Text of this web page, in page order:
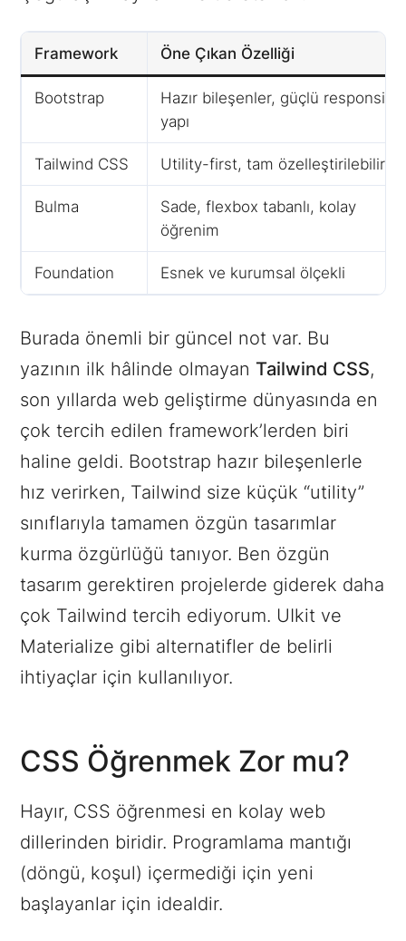
Framework Öne Çıkan Özelliği
Bootstrap
Hazır bileşenler, güçlü responsive
yapı
Tailwind CSS Utility-first, tam özelleştirilebilir
Bulma
Sade, flexbox tabanlı, kolay
öğrenim
Foundation Esnek ve kurumsal ölçekli
Burada önemli bir güncel not var. Bu
yazının ilk hâlinde olmayanTailwind CSS,
son yıllarda web geliştirme dünyasında en
çok tercih edilen framework’lerden biri
haline geldi. Bootstrap hazır bileşenlerle
hız verirken, Tailwind size küçük “utility”
sınıflarıyla tamamen özgün tasarımlar
kurma özgürlüğü tanıyor. Ben özgün
tasarım gerektiren projelerde giderek daha
çok Tailwind tercih ediyorum. UIkit ve
Materialize gibi alternatifler de belirli
ihtiyaçlar için kullanılıyor.
CSS Öğrenmek Zor mu?
Hayır, CSS öğrenmesi en kolay web
dillerinden biridir. Programlama mantığı
(döngü, koşul) içermediği için yeni
başlayanlar için idealdir.